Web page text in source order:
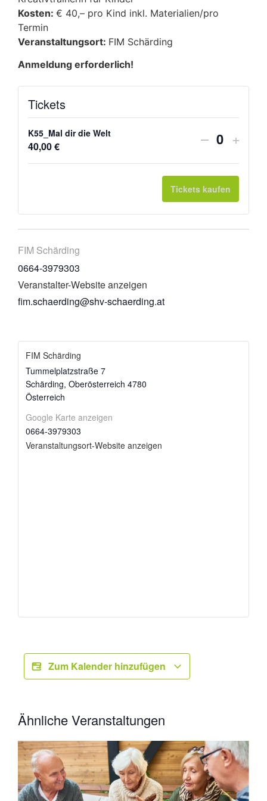
Kosten: € 40,– pro Kind inkl. Materialien/pro
Termin
Veranstaltungsort: FIM Schärding
Anmeldung erforderlich!
Tickets
K55_Mal dir die Welt
40,00€ – Anzahl
+
Tickets kaufen
FIM Schärding
0664-3979303
Veranstalter-Website anzeigen
fim.schaerding@shv-schaerding.at
FIM Schärding
Tummelplatzstraße 7
Schärding, Oberösterreich 4780
Österreich
Google Karte anzeigen
0664-3979303
Veranstaltungsort-Website anzeigen
Zum Kalender hinzufügen
Ähnliche Veranstaltungen